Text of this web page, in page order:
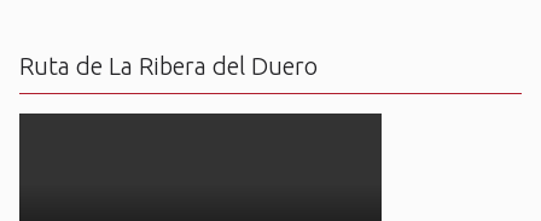
Ruta de La Ribera del Duero